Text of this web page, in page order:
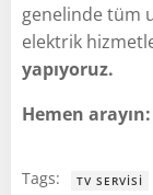
genelinde tüm
elektrik
yapıyoruz.
Hemen arayın:
Tags: TV SERVISI